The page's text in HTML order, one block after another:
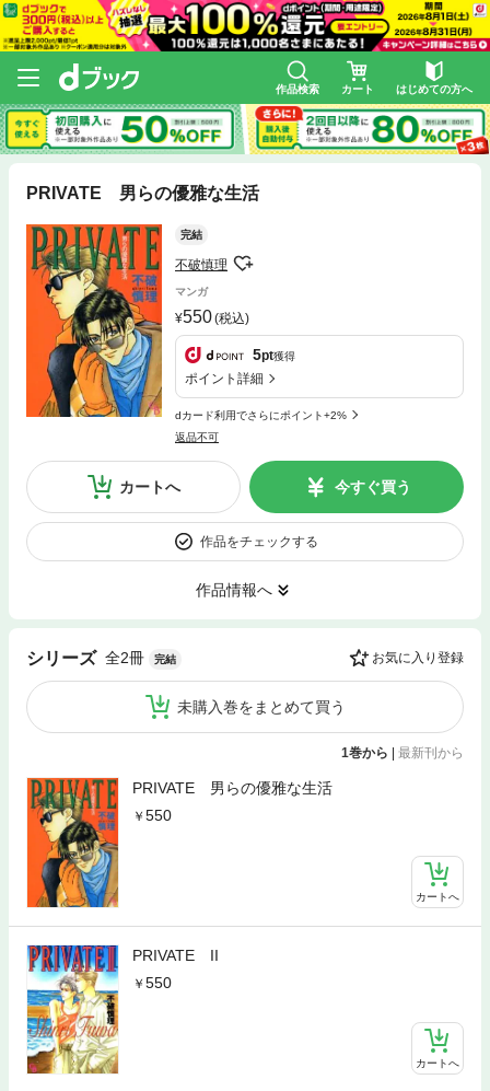
作品検索 カート はじめての方へ
PRIVATE 男らの優雅な生活
完結
不破慎理
マンガ
550(税込)
5pt獲得
ポイント詳細
dカード利用でさらにポイント+2%
返品不可
カートへ 今すぐ買う
作品をチェックする
作品情報へ
シリーズ 全2冊 完結 お気に入り登録
未購入巻をまとめて買う
1巻から 最新刊から
PRIVATE 男らの優雅な生活
550
カートへ
PRIVATE II
550
カートへ